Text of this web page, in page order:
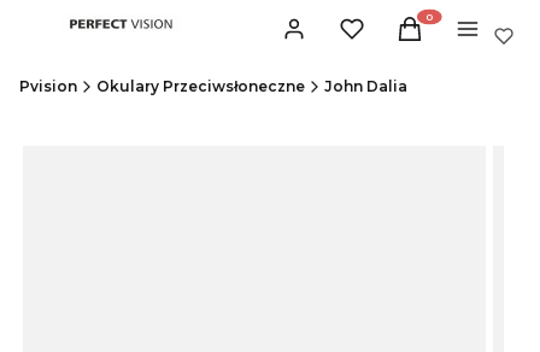
Zaloguj sięUlubione Produkty w
Koszyk Menu
Pvision Okulary Przeciwsłoneczne John Dalia